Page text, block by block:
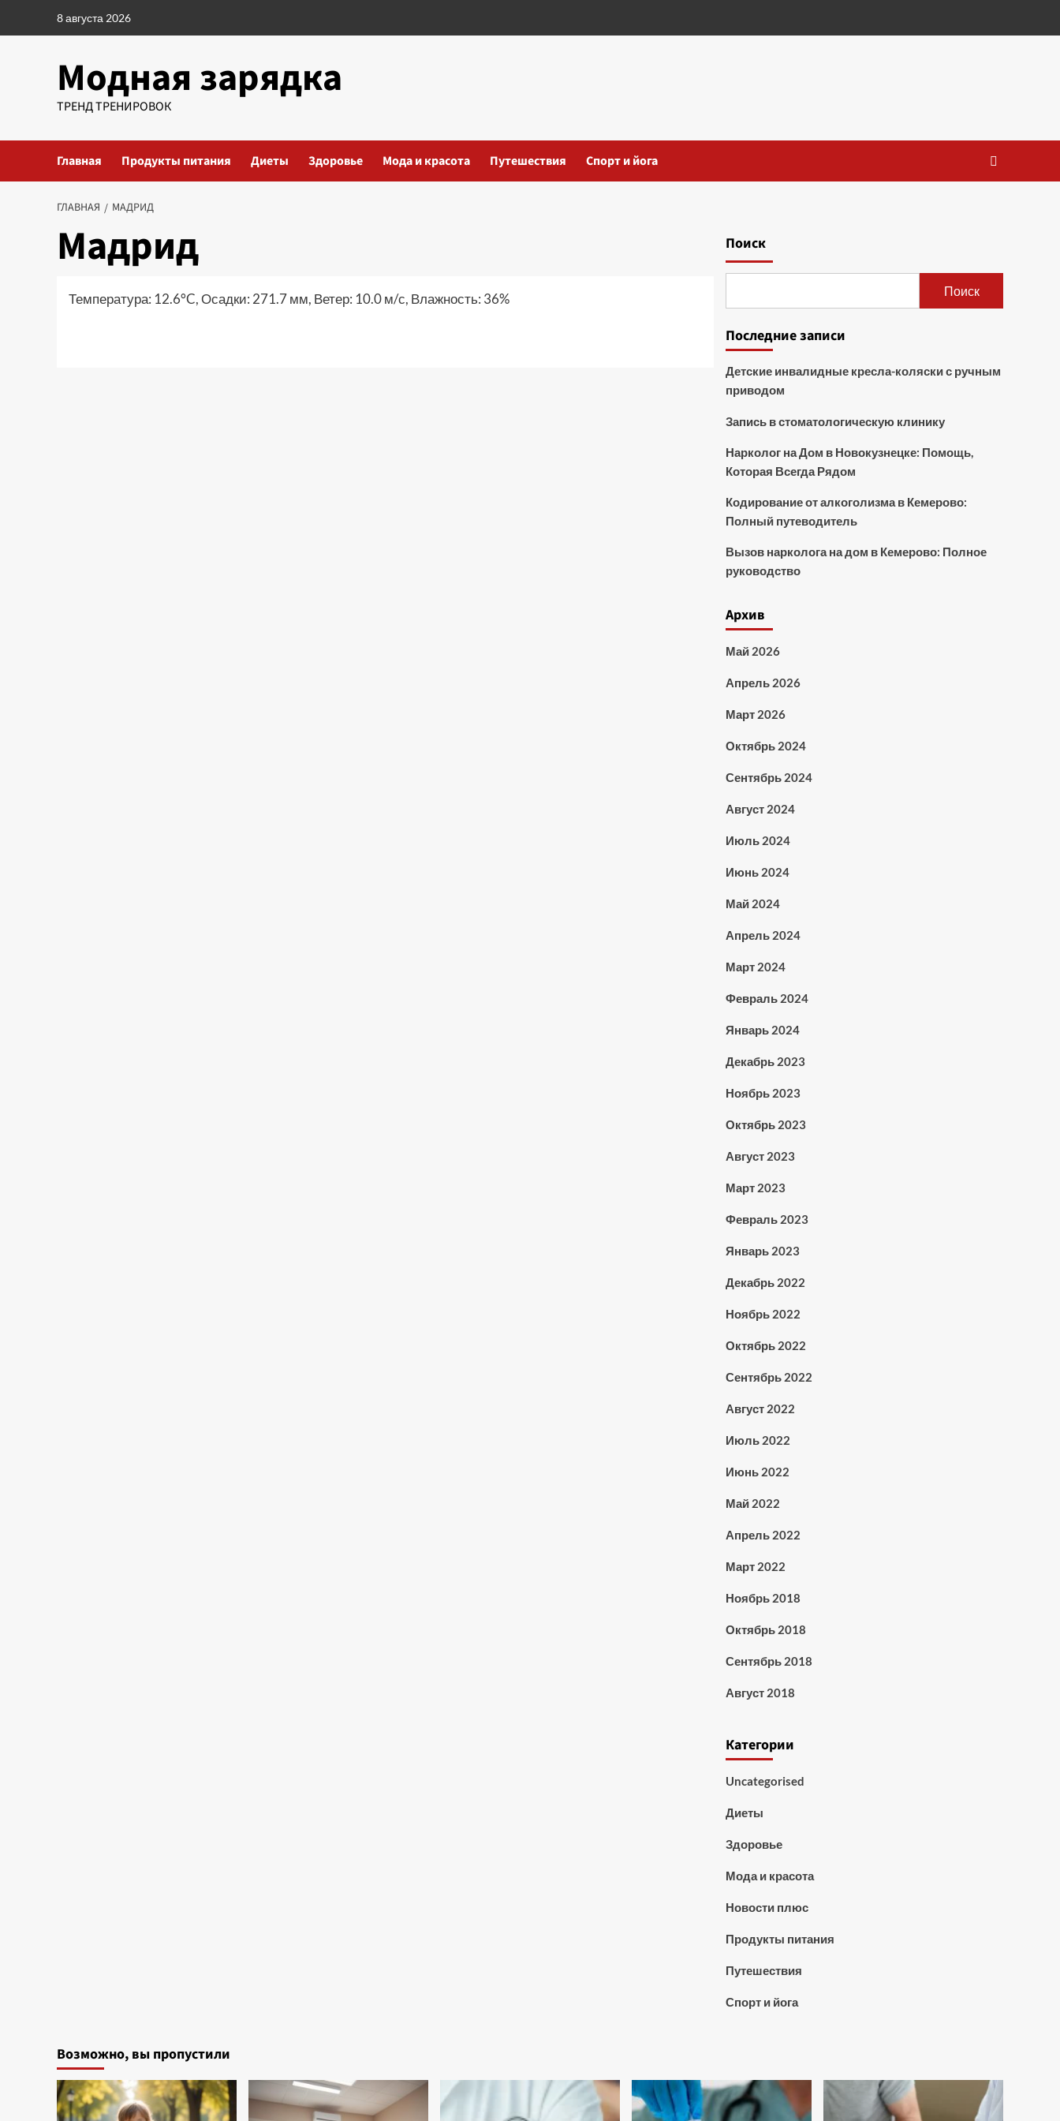
8 августа 2026
Модная зарядка
ТРЕНД ТРЕНИРОВОК
Главная Продукты питания Диеты Здоровье Мода и красота Путешествия Спорт и йога
ГЛАВНАЯ МАДРИД
Мадрид
Температура: 12.6°C, Осадки: 271.7 мм, Ветер: 10.0 м/с, Влажность: 36%
Поиск
Поиск
Последние записи
Детские инвалидные кресла-коляски с ручным
приводом
Запись в стоматологическую клинику
Нарколог на Дом в Новокузнецке: Помощь,
Которая Всегда Рядом
Кодирование от алкоголизма в Кемерово:
Полный путеводитель
Вызов нарколога на дом в Кемерово: Полное
руководство
Архив
Май 2026
Апрель 2026
Март 2026
Октябрь 2024
Сентябрь 2024
Август 2024
Июль 2024
Июнь 2024
Май 2024
Апрель 2024
Март 2024
Февраль 2024
Январь 2024
Декабрь 2023
Ноябрь 2023
Октябрь 2023
Август 2023
Март 2023
Февраль 2023
Январь 2023
Декабрь 2022
Ноябрь 2022
Октябрь 2022
Сентябрь 2022
Август 2022
Июль 2022
Июнь 2022
Май 2022
Апрель 2022
Март 2022
Ноябрь 2018
Октябрь 2018
Сентябрь 2018
Август 2018
Категории
Uncategorised
Диеты
Здоровье
Мода и красота
Новости плюс
Продукты питания
Путешествия
Спорт и йога
Возможно, вы пропустили